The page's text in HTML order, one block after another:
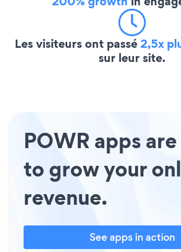
Les visiteurs ont passé2,5x
sur leur site.
POWR apps
to grow your
revenue.
See apps in action